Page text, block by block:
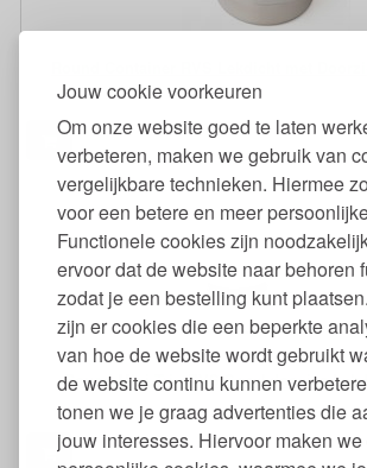
Jouw cookie voorkeuren
Om onze website goed te laten
verbeteren, maken we gebruik van
vergelijkbare technieken. Hiermee
voor een betere en meer
Functionele cookies zijn
ervoor dat de website naar behoren
zodat je een bestelling kunt
zijn er cookies die een beperkte
van hoe de website wordt gebruikt
de website continu kunnen
tonen we je graag advertenties die
jouw interesses. Hiervoor maken
Round Mini Trio RVS Snackdoosjes